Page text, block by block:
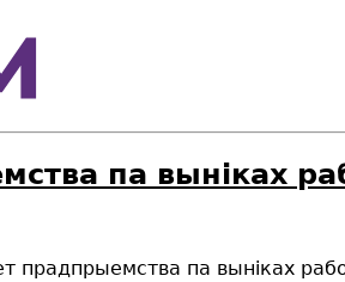
па выніках
прадпрыемства па выніках